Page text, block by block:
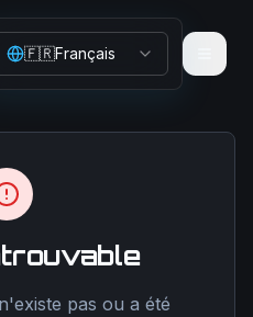
theme
🇫🇷Français
pas ou a été